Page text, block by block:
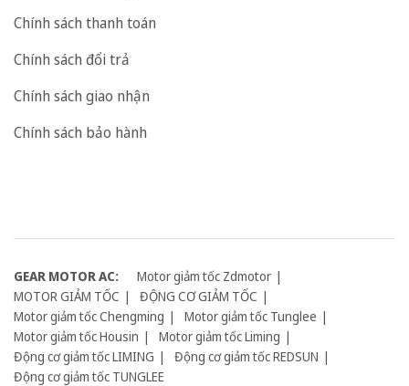
Chính sách thanh toán
Chính sách đổi trả
Chính sách giao nhận
Chính sách bảo hành
GEAR MOTOR AC:
Motor giảm tốc Zdmotor
MOTOR GIẢM TỐC
ĐỘNG CƠ GIẢM TỐC
Motor giảm tốc Chengming
Motor giảm tốc Tunglee
Motor giảm tốc Housin
Motor giảm tốc Liming
Động cơ giảm tốc LIMING
Động cơ giảm tốc REDSUN
Động cơ giảm tốc TUNGLEE